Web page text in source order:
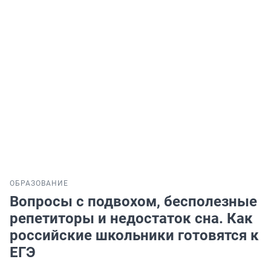
ОБРАЗОВАНИЕ
Вопросы с подвохом, бесполезные
репетиторы и недостаток сна. Как
российские школьники готовятся к
ЕГЭ